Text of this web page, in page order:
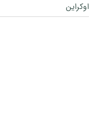
اوکراین